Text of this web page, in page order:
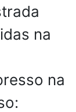
na
na